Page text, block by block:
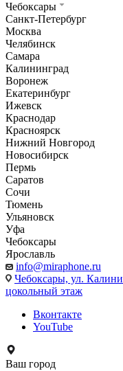
Чебоксары
Санкт-Петербург
Москва
Челябинск
Самара
Калининград
Воронеж
Екатеринбург
Ижевск
Краснодар
Красноярск
Нижний Новгород
Новосибирск
Пермь
Саратов
Сочи
Тюмень
Ульяновск
Уфа
Чебоксары
Ярославль
info@miraphone.ru
Чебоксары, ул.
цокольный этаж
Вконтакте
YouTube
Ваш город